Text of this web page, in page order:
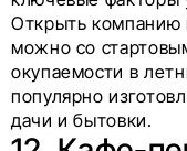
Открыть компанию
можно со
окупаемости в
популярно
дачи и бытовки.